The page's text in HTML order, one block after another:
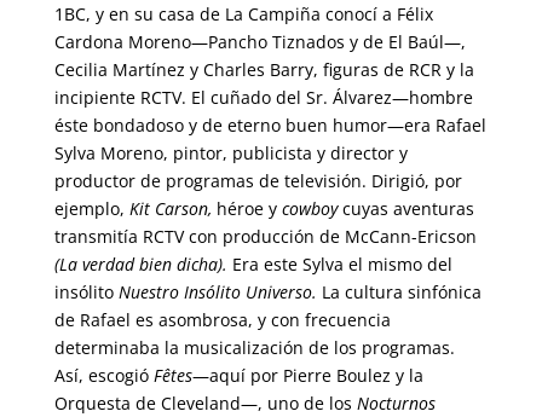
1BC, y en su casa de La Campiña conocí a Félix
Cardona Moreno—Pancho Tiznados y de El Baúl—,
Cecilia Martínez y Charles Barry, figuras de RCR y la
incipiente RCTV. El cuñado del Sr. Álvarez—hombre
éste bondadoso y de eterno buen humor—era Rafael
Sylva Moreno, pintor, publicista y director y
productor de programas de televisión. Dirigió, por
ejemplo, Kit Carson, héroe y cowboycuyas aventuras
transmitía RCTV con producción de McCann-Ericson
(La verdad bien dicha). Era este Sylva el mismo del
insólito Nuestro Insólito Universo. La cultura sinfónica
de Rafael es asombrosa, y con frecuencia
determinaba la musicalización de los programas.
Así, escogió Fêtes—aquí por Pierre Boulez y la
Orquesta de Cleveland—, uno de los Nocturnos